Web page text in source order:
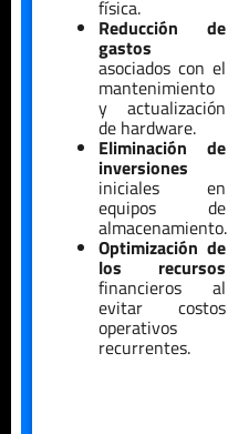
física.
Reducción de
gastos
asociados con el
mantenimiento
y actualización
de hardware.
Eliminación de
inversiones
iniciales en
equipos de
almacenamiento.
Optimización de
los recursos
financieros al
evitar costos
operativos
recurrentes.